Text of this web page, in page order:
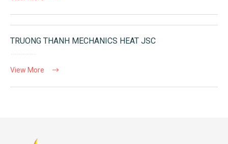
TRUONG THANH MECHANICS HEAT JSC
View More